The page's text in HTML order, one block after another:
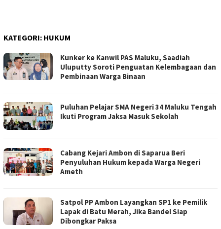
KATEGORI: HUKUM
Kunker ke Kanwil PAS Maluku, Saadiah
Uluputty Soroti Penguatan Kelembagaan dan
Pembinaan Warga Binaan
Puluhan Pelajar SMA Negeri 34 Maluku Tengah
Ikuti Program Jaksa Masuk Sekolah
Cabang Kejari Ambon di Saparua Beri
Penyuluhan Hukum kepada Warga Negeri
Ameth
Satpol PP Ambon Layangkan SP1 ke Pemilik
Lapak di Batu Merah, Jika Bandel Siap
Dibongkar Paksa